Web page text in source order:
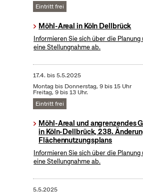
Eintritt frei
Möhl-Areal in Köln Dellbrück
Informieren Sie sich über die Planung
eine Stellungnahme ab.
17.4. bis5.5.2025
Montag bis Donnerstag, 9 bis 15 Uhr
Freitag, 9 bis 13 Uhr.
Eintritt frei
Möhl-Areal und angrenzendes
in Köln-Dellbrück, 238.
Flächennutzungsplans
Informieren Sie sich über die Planung
eine Stellungnahme ab.
5.5.2025